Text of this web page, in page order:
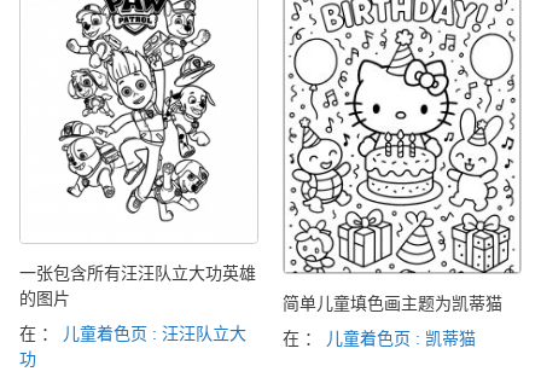
一张包含所有汪汪队立大功英雄
的图片
在 ：
儿童着色页 : 汪汪队立大
功
简单儿童填色画主题为凯蒂猫
在 ：
儿童着色页 : 凯蒂猫